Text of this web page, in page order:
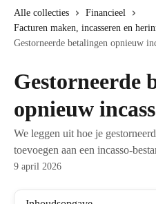
Alle collecties
Financieel
Facturen maken, incasseren en
Gestorneerde betalingen opnieuw
Gestorneerde
opnieuw
We leggen uit hoe je
toevoegen aan een incasso-
9 april 2026